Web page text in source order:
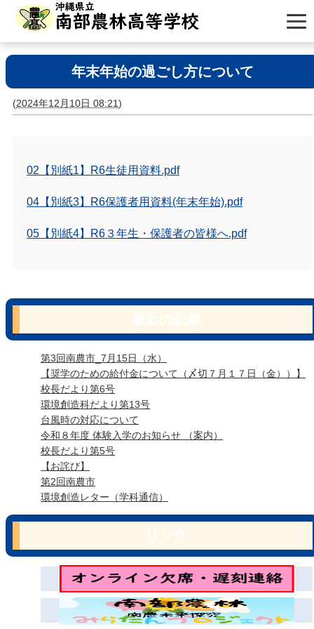
年末年始の過ごし方について
(2024年12月10日 08:21)
02【別紙1】R6生徒用資料.pdf
04【別紙3】R6保護者用資料(年末年始).pdf
05【別紙4】R6３年生・保護者の皆様へ.pdf
第3回南農市_7月15日（水）
【奨学のための給付金について（〆切７月１７日（金））】
校長だより第6号
環境創造科だより第13号
台風時の対応について
令和８年度 体験入学のお知らせ （案内）
校長だより第5号
【お詫び】
第2回南農市
環境創造レター（学科通信）